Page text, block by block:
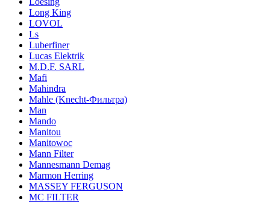
Long King
LOVOL
Ls
Luberfiner
Lucas Elektrik
M.D.F. SARL
Mafi
Mahindra
Mahle (Knecht-Фильтра)
Man
Mando
Manitou
Manitowoc
Mann Filter
Mannesmann Demag
Marmon Herring
MASSEY FERGUSON
MC FILTER